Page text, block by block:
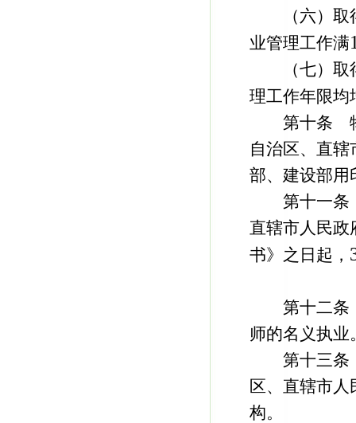
（六）取得
业管理工作满
（七）取得
理工作年限均
第十条 物
自治区、直
部、建设部用
第十一条
直辖市人民政
书》之日起，
第十二条
师的名义执业
第十三条
区、直辖市
构。